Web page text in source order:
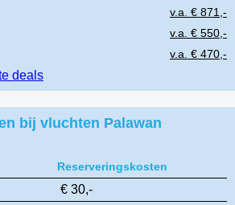
v.a. € 871,-
v.a. € 550,-
v.a. € 470,-
deals
bij vluchten Palawan
Reserveringskosten
€ 30,-